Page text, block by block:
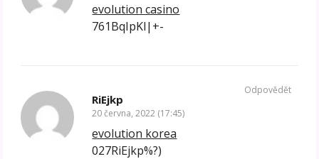
evolution casino
761BqIpKl|+-
RiEjkp
20 června, 2022 (17:45)
evolution korea
027RiEjkp%?)
Odpovědět